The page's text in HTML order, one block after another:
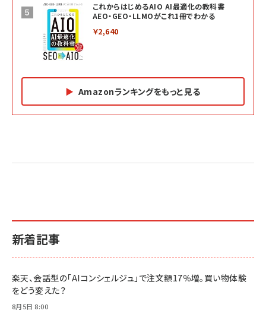
これからはじめるAIO AI最適化の教科書
AEO・GEO・LLMOがこれ1冊でわかる
￥2,640
Amazonランキングをもっと見る
2億円を売り上げたプロが教える note×AI 最強の
小さな会社は戦略が9割
￥1,815
anan(アンアン)2026/07/01号 No.2501[魅せる
anan(アンアン)2026/06/24号 No.2500増刊
anan(アンアン)2026/07/08号 No.2502[2026
ベインキャピタル 企業価値向上力の秘密
ルな本質」
￥2,750
新着記事
楽天、会話型の「AIコンシェルジュ」で注文額17％増。買い物体験
をどう変えた？
8月5日 8:00